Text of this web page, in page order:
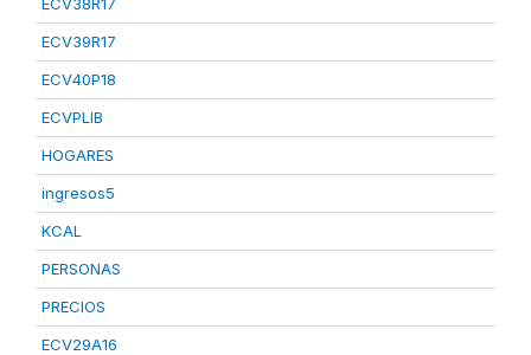
ECV39R17
ECV40P18
ECVPLIB
HOGARES
ingresos5
KCAL
PERSONAS
PRECIOS
ECV29A16